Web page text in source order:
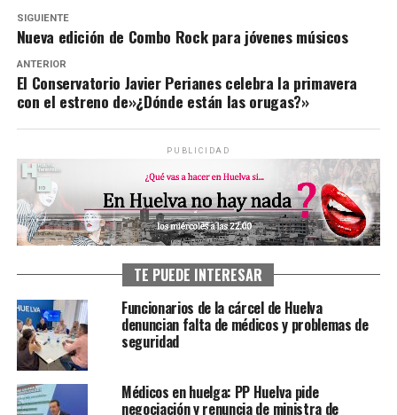
SIGUIENTE
Nueva edición de Combo Rock para jóvenes músicos
ANTERIOR
El Conservatorio Javier Perianes celebra la primavera
con el estreno de»¿Dónde están las orugas?»
PUBLICIDAD
TE PUEDE INTERESAR
Funcionarios de la cárcel de Huelva
denuncian falta de médicos y problemas de
seguridad
Médicos en huelga: PP Huelva pide
negociación y renuncia de ministra de